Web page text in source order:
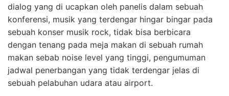
dialog yang di ucapkan oleh panelis dalam sebuah
konferensi, musik yang terdengar hingar bingar pada
sebuah konser musik rock, tidak bisa berbicara
dengan tenang pada meja makan di sebuah rumah
makan sebab noise level yang tinggi, pengumuman
jadwal penerbangan yang tidak terdengar jelas di
sebuah pelabuhan udara atau airport.